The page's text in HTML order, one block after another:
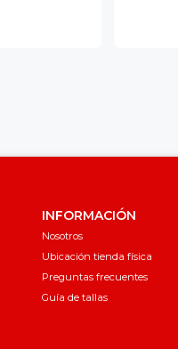
INFORMACIÓN
Nosotros
Ubicación tienda física
Preguntas frecuentes
Guía de tallas